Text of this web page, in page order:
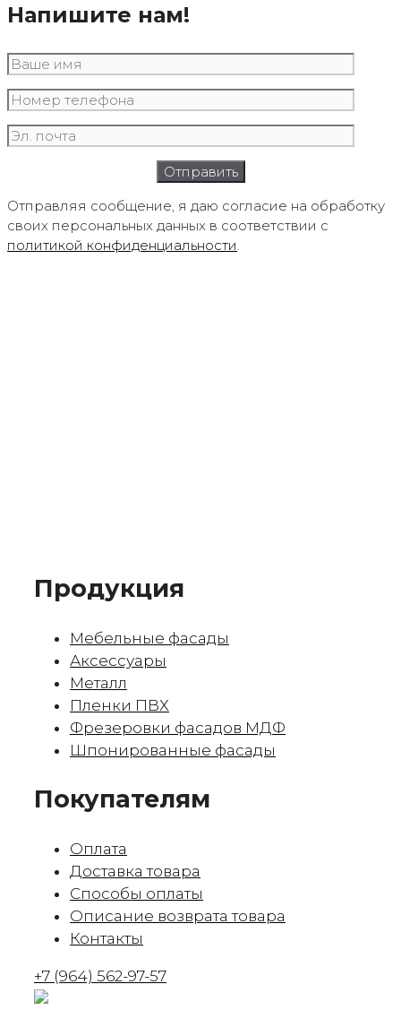
Напишите нам!
Отправляя сообщение, я даю согласие на обработку
своих персональных данных в соответствии с
политикой конфиденциальности.
Продукция
Мебельные фасады
Аксессуары
Металл
Пленки ПВХ
Фрезеровки фасадов МДФ
Шпонированные фасады
Покупателям
Оплата
Доставка товара
Способы оплаты
Описание возврата товара
Контакты
+7 (964) 562-97-57